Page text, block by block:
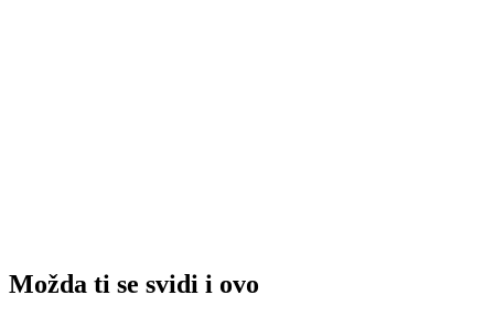
Možda ti se svidi i ovo